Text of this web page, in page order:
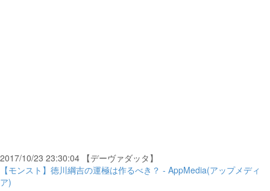
2017/10/23 23:30:04 【デーヴァダッタ】
【モンスト】徳川綱吉の運極は作るべき？ - AppMedia(アップメディ
ア)